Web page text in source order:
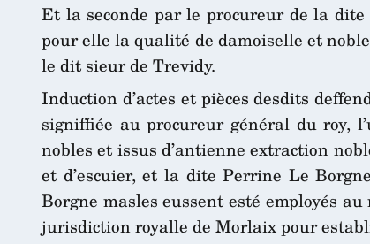
Et la seconde par le procureur de la
pour elle la qualité de damoiselle et
le dit sieur de Trevidy.
Induction d’actes et pièces desdits
signiffiée au procureur général du roy,
nobles et issus d’antienne extraction
et d’escuier, et la dite Perrine Le
Borgne masles eussent esté employés
jurisdiction royalle de Morlaix pour